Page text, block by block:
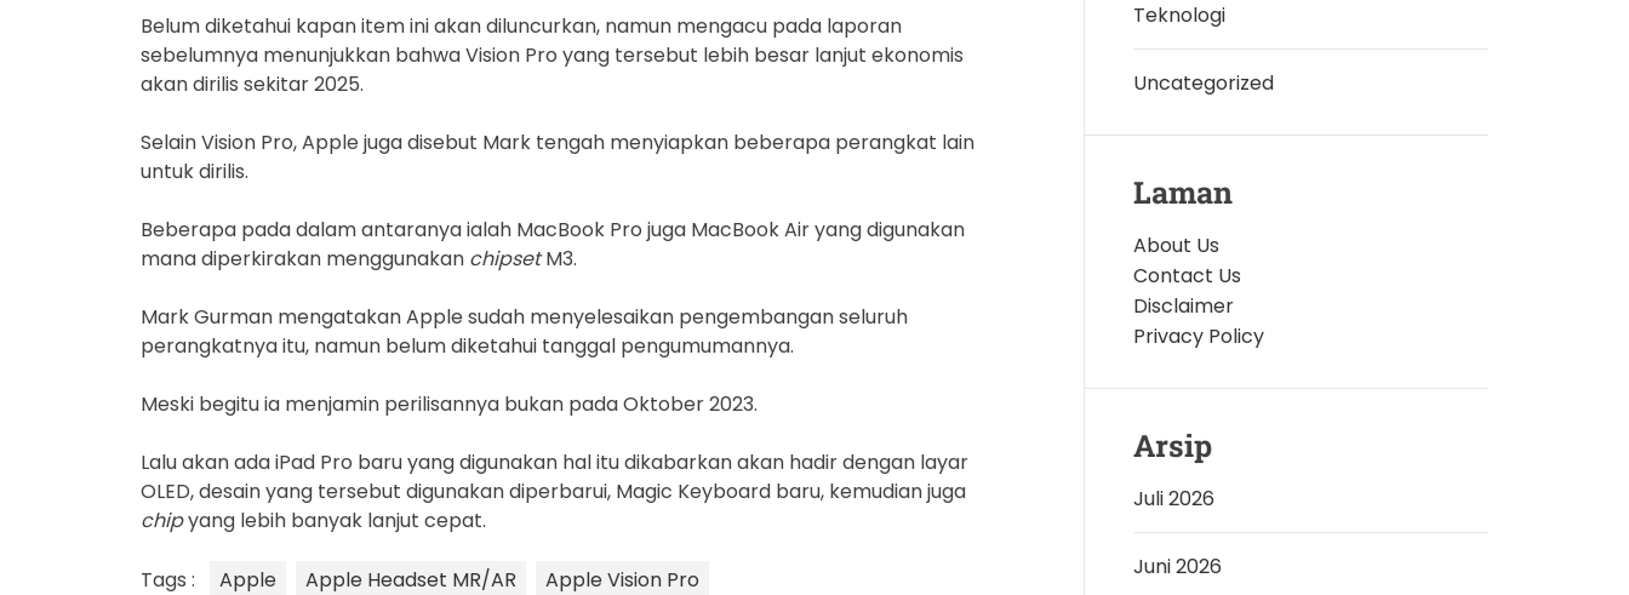
Belum diketahui kapan item ini akan diluncurkan, namun mengacu pada laporan
sebelumnya menunjukkan bahwa Vision Pro yang tersebut lebih besar lanjut ekonomis
akan dirilis sekitar 2025.
Selain Vision Pro, Apple juga disebut Mark tengah menyiapkan beberapa perangkat lain
untuk dirilis.
Beberapa pada dalam antaranya ialah MacBook Pro juga MacBook Air yang digunakan
mana diperkirakan menggunakan chipsetM3.
Mark Gurman mengatakan Apple sudah menyelesaikan pengembangan seluruh
perangkatnya itu, namun belum diketahui tanggal pengumumannya.
Meski begitu ia menjamin perilisannya bukan pada Oktober 2023.
Lalu akan ada iPad Pro baru yang digunakan hal itu dikabarkan akan hadir dengan layar
OLED, desain yang tersebut digunakan diperbarui, Magic Keyboard baru, kemudian juga
chipyang lebih banyak lanjut cepat.
Tags : Apple Apple Headset MR/AR Apple Vision Pro
Teknologi
Uncategorized
Laman
About Us
Contact Us
Disclaimer
Privacy Policy
Arsip
Juli 2026
Juni 2026